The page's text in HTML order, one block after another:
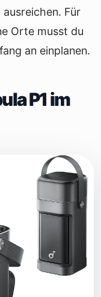
Für
Orte musst du
an einplanen.
P1 im